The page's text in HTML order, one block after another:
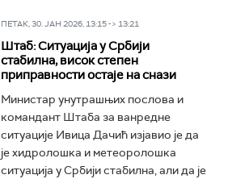
ПЕТАК, 30. ЈАН 2026, 13:15 -> 13:21
Штаб: Ситуација у Србији
стабилна, висок степен
приправности остаје на снази
Министар унутрашњих послова и
командант Штаба за ванредне
ситуације Ивица Дачић изјавио је да
је хидролошка и метеоролошка
ситуација у Србији стабилна, али да је